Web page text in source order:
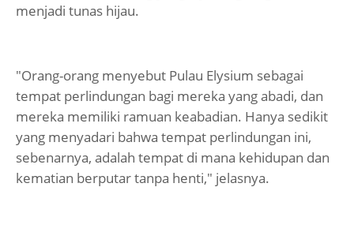
menjadi tunas hijau.
"Orang-orang menyebut Pulau Elysium sebagai
tempat perlindungan bagi mereka yang abadi, dan
mereka memiliki ramuan keabadian. Hanya sedikit
yang menyadari bahwa tempat perlindungan ini,
sebenarnya, adalah tempat di mana kehidupan dan
kematian berputar tanpa henti," jelasnya.